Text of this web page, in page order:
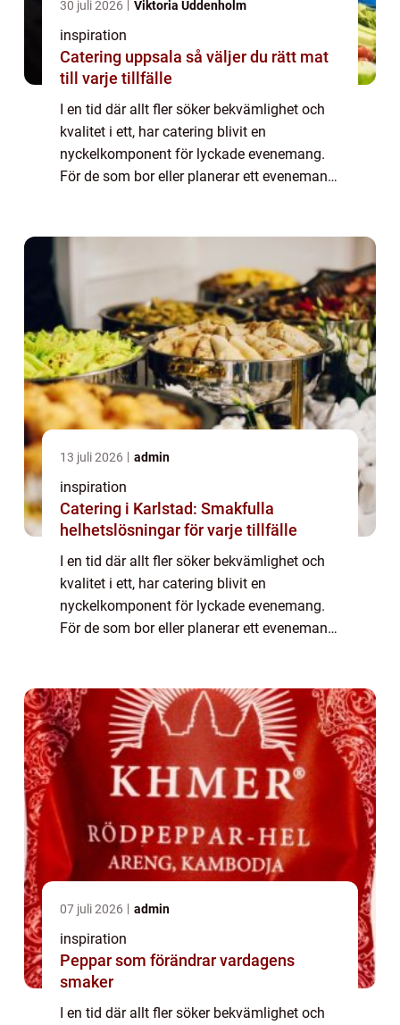
30 juli 2026 Viktoria Uddenholm
inspiration
Catering uppsala så väljer du rätt mat
till varje tillfälle
I en tid där allt fler söker bekvämlighet och
kvalitet i ett, har catering blivit en
nyckelkomponent för lyckade evenemang.
För de som bor eller planerar ett evenemang
13 juli 2026 admin
inspiration
Catering i Karlstad: Smakfulla
helhetslösningar för varje tillfälle
I en tid där allt fler söker bekvämlighet och
kvalitet i ett, har catering blivit en
nyckelkomponent för lyckade evenemang.
För de som bor eller planerar ett evenemang
07 juli 2026 admin
inspiration
Peppar som förändrar vardagens
smaker
I en tid där allt fler söker bekvämlighet och